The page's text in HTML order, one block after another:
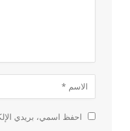
احفظ اسمي، بريدي